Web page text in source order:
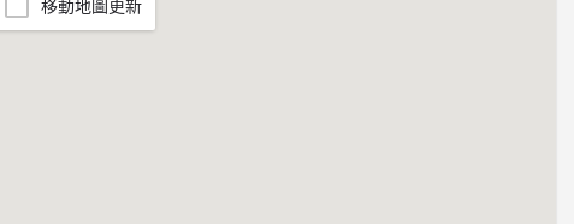
移動地圖更新